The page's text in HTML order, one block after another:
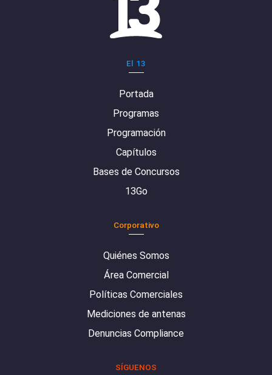
El 13
Portada
Programas
Programación
Capítulos
Bases de Concursos
13Go
Corporativo
Quiénes Somos
Área Comercial
Políticas Comerciales
Mediciones de antenas
Denuncias Compliance
SÍGUENOS